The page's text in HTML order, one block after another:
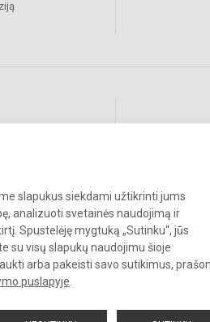
slapukus siekdami užtikrinti jums
analizuoti svetainės naudojimą ir
Spustelėję mygtuką „Sutinku“, jūs
su visų slapukų naudojimu šioje
arba pakeisti savo sutikimus,
puslapyje
Visos teisės saugomos.